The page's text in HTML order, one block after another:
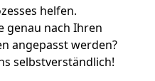
helfen.
genau nach Ihren
angepasst werden?
selbstverständlich!